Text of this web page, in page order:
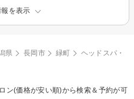
を表示
県 長岡市 緑町
ヘッドスパ・
ン(価格が安い順)から検索＆予約が可